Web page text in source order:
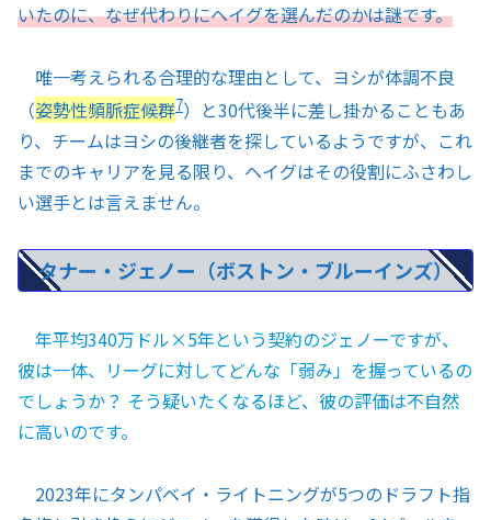
いたのに、なぜ代わりにヘイグを選んだのかは謎です。
唯一考えられる合理的な理由として、ヨシが体調不良
（姿勢性頻脈症候群7）と30代後半に差し掛かることもあ
り、チームはヨシの後継者を探しているようですが、これ
までのキャリアを見る限り、ヘイグはその役割にふさわし
い選手とは言えません。
タナー・ジェノー（ボストン・ブルーインズ）
年平均340万ドル×5年という契約のジェノーですが、
彼は一体、リーグに対してどんな「弱み」を握っているの
でしょうか？ そう疑いたくなるほど、彼の評価は不自然
に高いのです。
2023年にタンパベイ・ライトニングが5つのドラフト指